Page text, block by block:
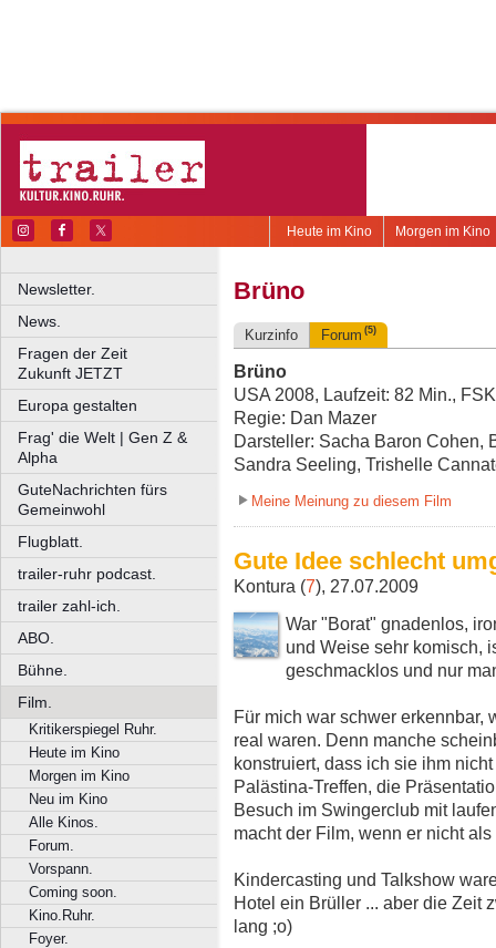
Morgen im Kino
Heute im Kino
Newsletter.
News.
Fragen der Zeit
Zukunft JETZT
Europa gestalten
Frag' die Welt | Gen Z &
Alpha
GuteNachrichten fürs
Gemeinwohl
Flugblatt.
trailer-ruhr podcast.
trailer zahl-ich.
ABO.
Bühne.
Film.
Kritikerspiegel Ruhr.
Heute im Kino
Morgen im Kino
Neu im Kino
Alle Kinos.
Forum.
Vorspann.
Coming soon.
Kino.Ruhr.
Foyer.
Brüno
Kurzinfo Forum (5)
Brüno
USA 2008, Laufzeit: 82 Min.,
Regie: Dan Mazer
Darsteller: Sacha Baron Cohen,
Sandra Seeling, Trishelle
Meine Meinung zu diesem Film
Gute Idee schlecht
Kontura (7), 27.07.2009
War "Borat" gnadenlos,
und Weise sehr komisch,
geschmacklos und nur
Für mich war schwer erkennbar,
real waren. Denn manche
konstruiert, dass ich sie ihm
Palästina-Treffen, die
Besuch im Swingerclub mit
macht der Film, wenn er nicht
Kindercasting und Talkshow
Hotel ein Brüller ... aber die Zeit
lang ;o)